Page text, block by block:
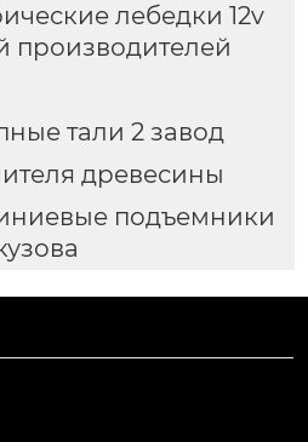
лебедки 12v
производителей
тали 2 завод
древесины
подъемники